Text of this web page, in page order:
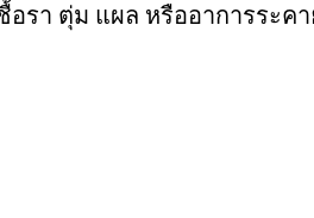
รา ตุ่ม แผล หรืออาการระค